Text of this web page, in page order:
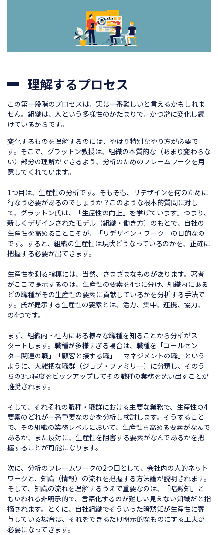
理解するプロセス
この第一段階のプロセスは、実は一番難しいと言えるかもしれま
せん。組織は、人という多様性のかたまりで、かつ常に変化し続
けているからです。
変化するものを理解するのには、やはり特別なやり方が必要で
す。そこで、グラットン教授は、組織の本質的な（あまり変わらな
い）部分の理解ができるよう、分析のためのフレームワークを用
意してくれています。
1つ目は、生産性の分析です。そもそも、リデザインを何のために
行なう必要があるのでしょうか？このような根本的質問に対し
て、グラットン氏は、「生産性の向上」を挙げています。つまり、
新しくデザインされたモデル（組織・働き方）のもとで、自社の
生産性を高めることこそが、「リデザイン・ワーク」の目的なの
です。すると、組織の生産性は現状どうなっているのかを、正確に
把握する必要が出てきます。
生産性を測る指標には、当然、さまざまなものがあります。著者
がここで提示するのは、生産性の要素を4つに分け、組織内にある
どの職種がその生産性の要素に貢献しているかを分析する手法で
す。氏が提示する生産性の要素とは、活力、集中、連携、協力、
の4つです。
まず、組織内・社内にある様々な職種を知ることから分析がス
タートします。職種が多様すぎる場合は、職種を「コールセン
ター関連の職」「顧客と接する職」「マネジメントの職」という
ように、大雑把な職群（ジョブ・ファミリー）に分類し、そのう
ちの3つ程度をピックアップしてその職種の業務を洗い出すことが
推奨されます。
そして、それぞれの職種・職群における主要な業務で、生産性の4
要素のどれが一番重要なのかを分析し検討します。そうすること
で、その組織の業務レベルにおいて、生産性を高める要素がなんで
あるか、また反対に、生産性を阻害する要素がなんであるかを把
握することが可能になります。
次に、分析のフレームワークの2つ目として、会社内の人的ネット
ワークと、知識（情報）の流れを把握する方法論が説明されます。
そして、知識の流れを理解するうえで重要なのは、「暗黙知」と
もいわれる非明示的で、言語化するのが難しい見えない知識だと指
摘されます。とくに、自社組織でそういった暗黙知が生産性に寄
与している場合は、それをできるだけ明示的なものにする工夫が
必要になってきます。